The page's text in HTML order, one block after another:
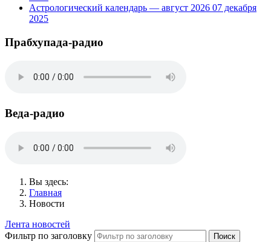
Астрологический календарь — август 2026 07 декабря
2025
Прабхупада-радио
Веда-радио
Вы здесь:
Главная
Новости
Лента новостей
Фильтр по заголовку
Поиск